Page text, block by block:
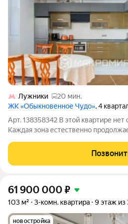
Лужники
20 мин.
ЖК «Обыкновенное Чудо», 4
Арт. 138358342 В этой квартире
Каждая зона естественно
организованы так, чтобы дом
Почти 39 м занимает
61 900 000 ₽
103 м² 3-комн. квартира 9 этаж из
новостройка